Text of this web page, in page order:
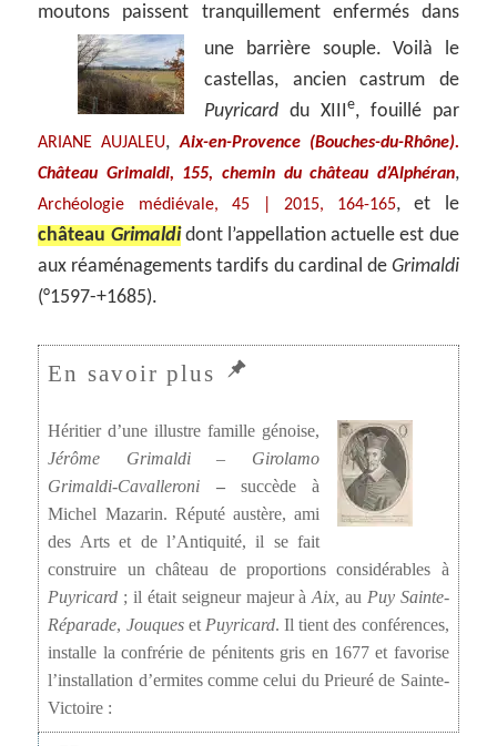
moutons paissent tranquillement enfermés dans
une barrière souple.Voilà le
castellas, ancien castrum de
Puyricard du XIII e, fouillé par
ARIANE AUJALEU,Aix-en-Provence (Bouches-du-Rhône).
Château Grimaldi, 155, chemin du château d’Alphéran,
Archéologie médiévale, 45 | 2015, 164-165, et le
château Grimaldidont l’appellation actuelle est due
aux réaménagements tardifs du cardinal de Grimaldi
(°1597-+1685).
Héritier d’une illustre famille génoise,
Jérôme Grimaldi– Girolamo
Grimaldi-Cavalleroni – succède à
Michel Mazarin. Réputé austère, ami
des Arts et de l’Antiquité, il se fait
construire un château de proportions considérables à
Puyricard ; il était seigneur majeur àAix, au Puy Sainte-
Réparade, JouquesetPuyricard. Il tient des conférences,
installe la confrérie de pénitents gris en 1677 et favorise
l’installation d’ermites comme celui du Prieuré de Sainte-
Victoire :